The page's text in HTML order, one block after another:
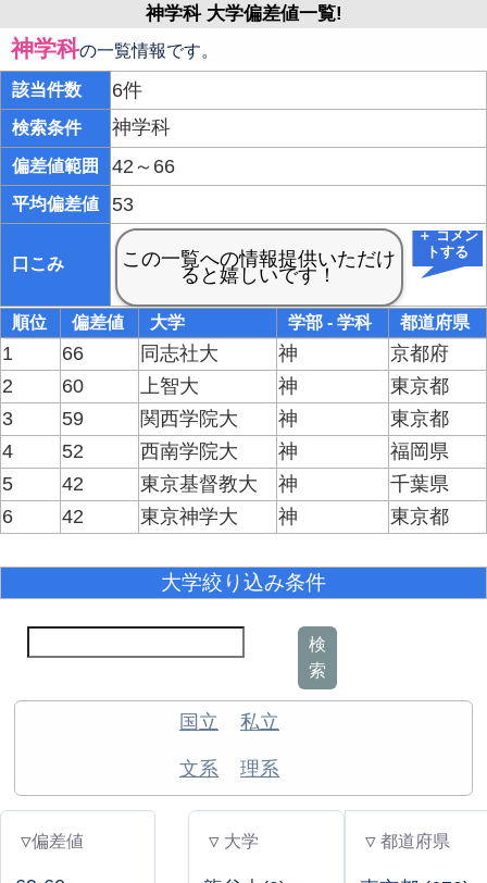
神学科 大学偏差値一覧!
神学科の一覧情報です。
該当件数 6件
検索条件 神学科
偏差値範囲 42～66
平均偏差値 53
口こみ
＋ コメン
トする
順位 偏差値 大学 学部 - 学科 都道府県
1 66 同志社大 神
京都府
2
60 上智大 神
東京都
3
59 関西学院大 神
東京都
4
52 西南学院大 神
福岡県
5
42 東京基督教大 神
千葉県
6
42 東京神学大 神 東京都
大学絞り込み条件
検
索
国立 私立
文系 理系
▽偏差値 ▽ 大学 ▽ 都道府県